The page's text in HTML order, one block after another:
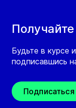
Получайте
Будьте в курсе
подписавшись
Подписаться